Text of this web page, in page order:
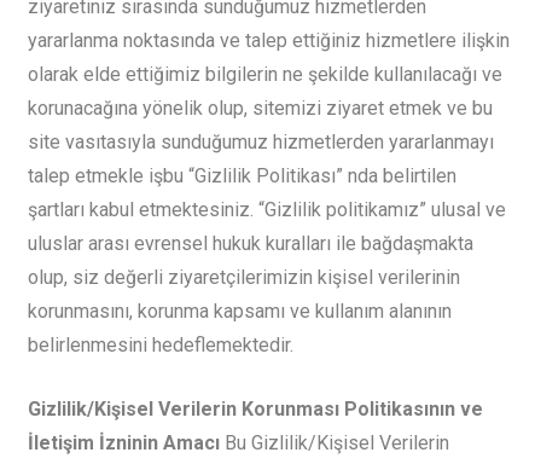
ziyaretiniz sırasında sunduğumuz hizmetlerden
yararlanma noktasında ve talep ettiğiniz hizmetlere ilişkin
olarak elde ettiğimiz bilgilerin ne şekilde kullanılacağı ve
korunacağına yönelik olup, sitemizi ziyaret etmek ve bu
site vasıtasıyla sunduğumuz hizmetlerden yararlanmayı
talep etmekle işbu “Gizlilik Politikası” nda belirtilen
şartları kabul etmektesiniz. “Gizlilik politikamız” ulusal ve
uluslar arası evrensel hukuk kuralları ile bağdaşmakta
olup, siz değerli ziyaretçilerimizin kişisel verilerinin
korunmasını, korunma kapsamı ve kullanım alanının
belirlenmesini hedeflemektedir.
Gizlilik/Kişisel Verilerin Korunması Politikasının ve
İletişim İzninin AmacıBu Gizlilik/Kişisel Verilerin